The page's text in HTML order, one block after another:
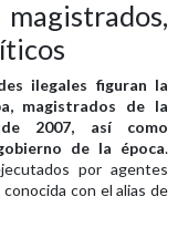
ilegales figuran la
magistrados de la
2007, así como
de la época.
por agentes
con el alias de